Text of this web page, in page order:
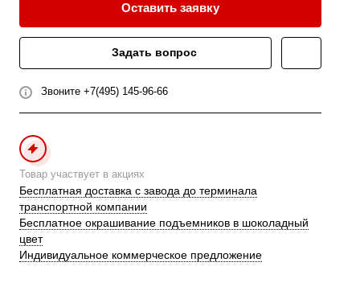
Оставить заявку
Задать вопрос
Звоните +7(495) 145-96-66
Товар участвует в акциях
Бесплатная доставка с завода до терминала
транспортной компании
Бесплатное окрашивание подъемников в шоколадный
цвет
Индивидуальное коммерческое предложение